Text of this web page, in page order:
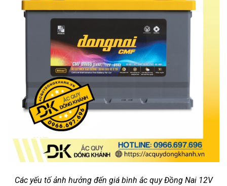
Các yếu tố ảnh hưởng đến giá bình ắc quy Đồng Nai 12V